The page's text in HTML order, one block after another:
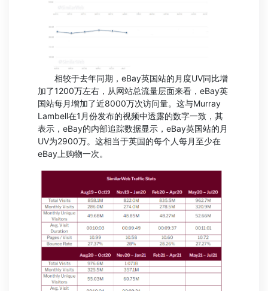
相较于去年同期，eBay英国站的月度UV同比增
加了1200万左右，从网站总流量层面来看，eBay英
国站每月增加了近8000万次访问量。这与Murray
Lambell在1月份发布的视频中透露的数字一致，其
表示，eBay的内部追踪数据显示，eBay英国站的月
UV为2900万。这相当于英国的每个人每月至少在
eBay上购物一次。